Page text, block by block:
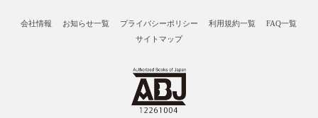
会社情報 お知らせ一覧 プライバシーポリシー 利用規約一覧
FAQ一覧
サイトマップ